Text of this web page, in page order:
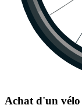
Achat d'un vélo